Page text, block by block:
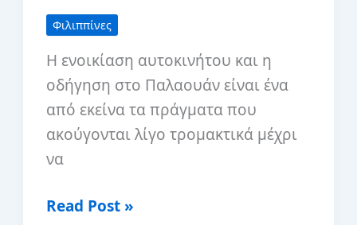
Φιλιππίνες
Η ενοικίαση αυτοκινήτου και η
οδήγηση στο Παλαουάν είναι ένα
από εκείνα τα πράγματα που
ακούγονται λίγο τρομακτικά μέχρι
να
Ενοικίαση
Read Post »